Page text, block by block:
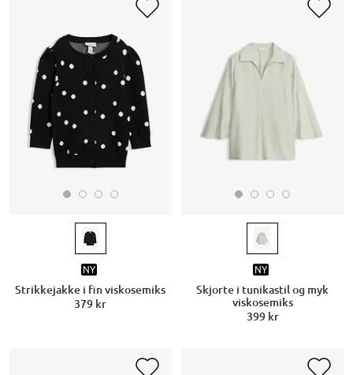
NY
Strikkejakke i fin viskosemiks
379 kr
NY
Skjorte i tunikastil og myk
viskosemiks
399 kr